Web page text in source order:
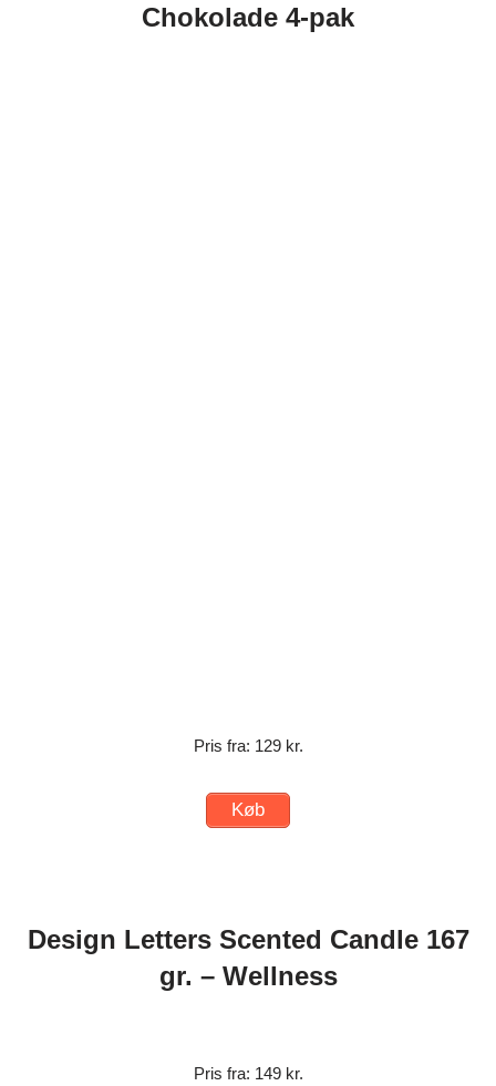
Chokolade 4-pak
Pris fra: 129 kr.
Køb
Design Letters Scented Candle 167
gr. – Wellness
Pris fra: 149 kr.